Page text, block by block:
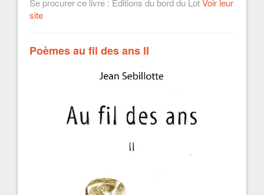
Se procurer ce livre : Editions du bord du LotVoir leur
site
Poèmes au fil des ans II